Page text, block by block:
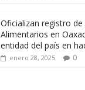
Oficializan registro
Alimentarios en
entidad del país en
enero 28, 2025 0